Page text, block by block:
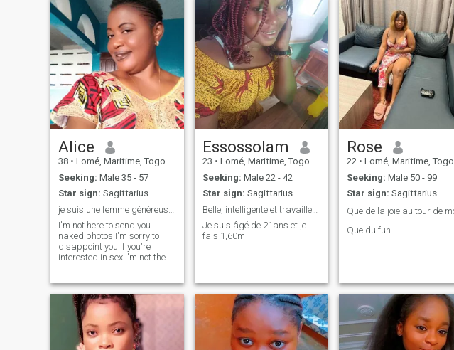
Alice
38 • Lomé, Maritime, Togo
Seeking: Male 35 - 57
Star sign: Sagittarius
I'm not here to send you
naked photos I'm sorry to
disappoint you If you're
interested in sex I'm not the
Essossolam
23 • Lomé, Maritime, Togo
Seeking: Male 22 - 42
Star sign: Sagittarius
Belle, intelligente et travailleuse
Je suis âgé de 21ans et je
fais 1,60m
Rose
22 • Lomé, Maritime, Togo
Seeking: Male 50 - 99
Star sign: Sagittarius
Que du fun